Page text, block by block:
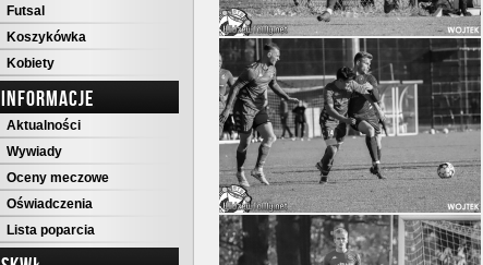
Futsal
Koszykówka
Kobiety
INFORMACJE
Aktualności
Wywiady
Oceny meczowe
Oświadczenia
Lista poparcia